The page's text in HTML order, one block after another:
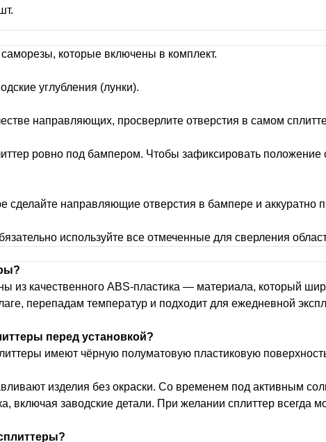
которые включены в комплект.
углубления (лунки).
направляющих, просверлите отверстия в самом
ровно под бампером. Чтобы зафиксировать
сделайте направляющие отверстия в бампере и
используйте все отмеченные для сверления
из качественного ABS-пластика — материала, который
перепадам температур и подходит для ежедневной
перед установкой?
имеют чёрную полуматовую пластиковую
изделия без окраски. Со временем под активным
включая заводские детали. При желании сплиттер всегда